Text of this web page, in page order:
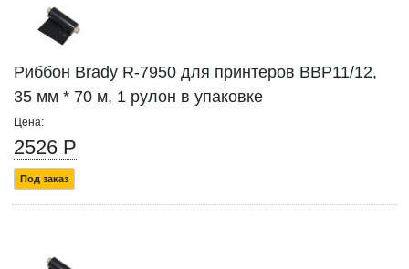
Риббон Brady R-7950 для принтеров BBP11/12,
35 мм * 70 м, 1 рулон в упаковке
Цена:
2526 Р
Под заказ